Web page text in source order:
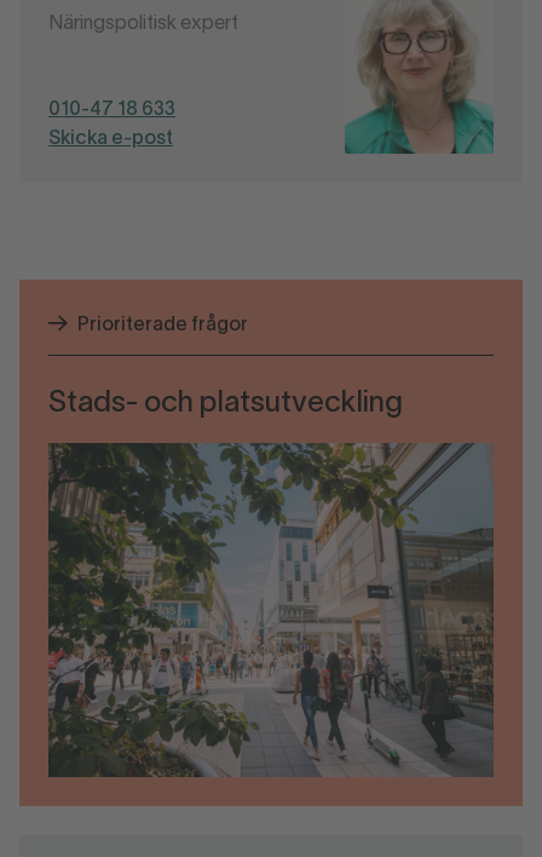
Näringspolitisk expert
010-47 18 633
Skicka e-post
Prioriterade frågor
Stads- och platsutveckling